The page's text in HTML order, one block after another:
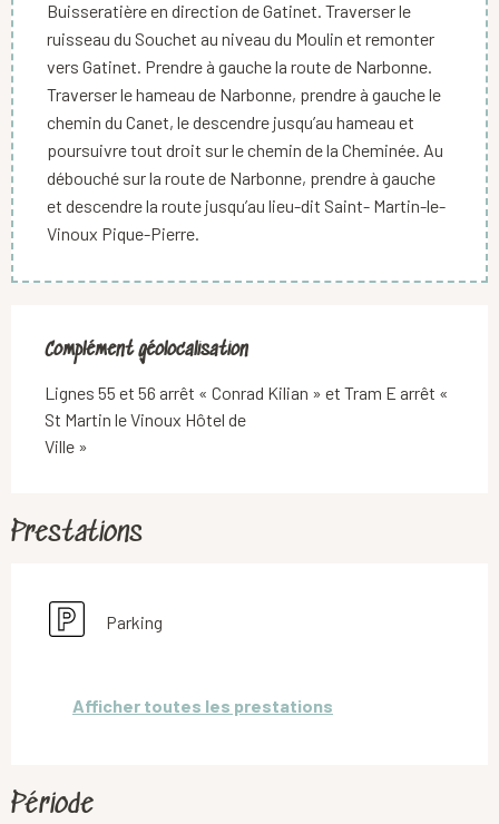
Buisseratière en direction de Gatinet. Traverser le
ruisseau du Souchet au niveau du Moulin et remonter
vers Gatinet. Prendre à gauche la route de Narbonne.
Traverser le hameau de Narbonne, prendre à gauche le
chemin du Canet, le descendre jusqu’au hameau et
poursuivre tout droit sur le chemin de la Cheminée. Au
débouché sur la route de Narbonne, prendre à gauche
et descendre la route jusqu’au lieu-dit Saint- Martin-le-
Vinoux Pique-Pierre.
Complément géolocalisation
Complément géolocalisation
Lignes 55 et 56 arrêt « Conrad Kilian » et Tram E arrêt «
St Martin le Vinoux Hôtel de
Ville »
Prestations
Parking
Afficher toutes les prestations
Période